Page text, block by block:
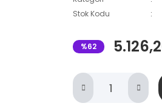
Stok Kodu
%62